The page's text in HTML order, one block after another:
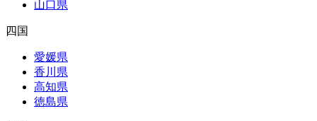
山口県
四国
愛媛県
香川県
高知県
徳島県